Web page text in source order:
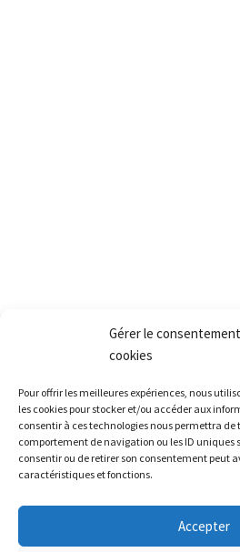
Gérer le
cookies
Pour offrir les meilleures expériences, nous
les cookies pour stocker et/ou accéder aux
consentir à ces technologies nous permettra
comportement de navigation ou les ID uniques
consentir ou de retirer son consentement peut
caractéristiques et fonctions.
Accepter
Frais de transport
Accès rapide
La société
La grêle
La formation